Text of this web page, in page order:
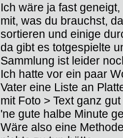
Ich wäre ja fast
mit, was du brauchst,
sortieren und einige
da gibt es totgespielte
Sammlung ist leider
Ich hatte vor ein paar
Vater eine Liste an
mit Foto > Text ganz
'ne gute halbe Minute
Wäre also eine